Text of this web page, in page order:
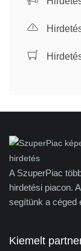
A SzuperPiac
hirdetési piacon.
segítünk a céged
Kiemelt